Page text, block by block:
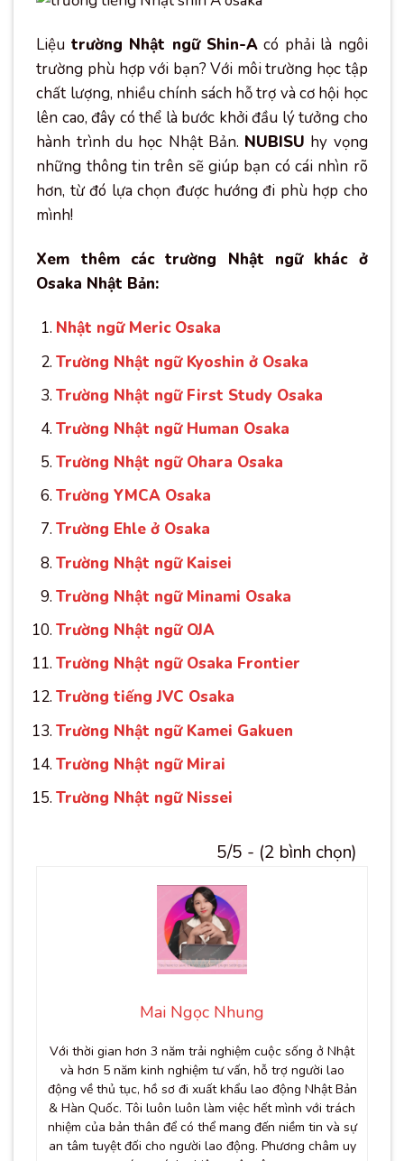
Liệu trường Nhật ngữ Shin-A có phải là ngôi
trường phù hợp với bạn? Với môi trường học tập
chất lượng, nhiều chính sách hỗ trợ và cơ hội học
lên cao, đây có thể là bước khởi đầu lý tưởng cho
hành trình du học Nhật Bản. NUBISU hy vọng
những thông tin trên sẽ giúp bạn có cái nhìn rõ
hơn, từ đó lựa chọn được hướng đi phù hợp cho
mình!
Xem thêm các trường Nhật ngữ khác ở
Osaka Nhật Bản:
Nhật ngữ Meric Osaka
Trường Nhật ngữ Kyoshin ở Osaka
Trường Nhật ngữ First Study Osaka
Trường Nhật ngữ Human Osaka
Trường Nhật ngữ Ohara Osaka
Trường YMCA Osaka
Trường Ehle ở Osaka
Trường Nhật ngữ Kaisei
Trường Nhật ngữ Minami Osaka
Trường Nhật ngữ OJA
Trường Nhật ngữ Osaka Frontier
Trường tiếng JVC Osaka
Trường Nhật ngữ Kamei Gakuen
Trường Nhật ngữ Mirai
Trường Nhật ngữ Nissei
5/5 - (2 bình chọn)
Mai Ngọc Nhung
Với thời gian hơn 3 năm trải nghiệm cuộc sống ở Nhật
và hơn 5 năm kinh nghiệm tư vấn, hỗ trợ người lao
động về thủ tục, hồ sơ đi xuất khẩu lao động Nhật Bản
& Hàn Quốc. Tôi luôn luôn làm việc hết mình với trách
nhiệm của bản thân để có thể mang đến niềm tin và sự
an tâm tuyệt đối cho người lao động. Phương châm uy